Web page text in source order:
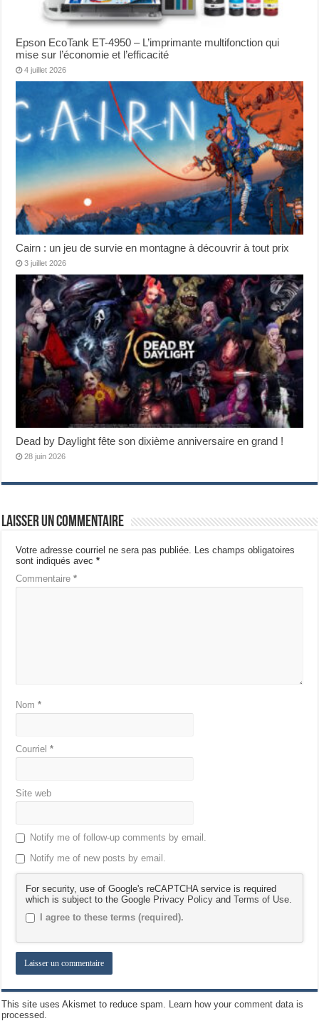
Epson EcoTank ET-4950 – L’imprimante multifonction qui
mise sur l’économie et l’efficacité
4 juillet 2026
Cairn : un jeu de survie en montagne à découvrir à tout prix
3 juillet 2026
Dead by Daylight fête son dixième anniversaire en grand !
28 juin 2026
Laisser un commentaire
Votre adresse courriel ne sera pas publiée. Les champs obligatoires
sont indiqués avec*
Commentaire*
Nom*
Courriel*
Site web
Notify me of follow-up comments by email.
Notify me of new posts by email.
For security, use of Google's reCAPTCHA service is required
which is subject to the Google Privacy Policy andTerms of Use
I agree to these terms (required).
This site uses Akismet to reduce spam. Learn how your comment data is
processed.